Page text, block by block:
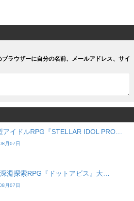
ラウザーに自分の名前、メールアドレス、サイ
アイドルRPG『STELLAR IDOL PRO…
月07日
淵探索RPG『ドットアビス』大…
月07日